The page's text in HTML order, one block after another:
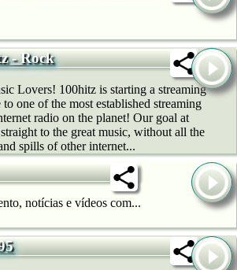
- Rock
Lovers! 100hitz is starting a streaming
one of the most established streaming
radio on the planet! Our goal at
to the great music, without all the
spills of other internet...
notícias e vídeos com...